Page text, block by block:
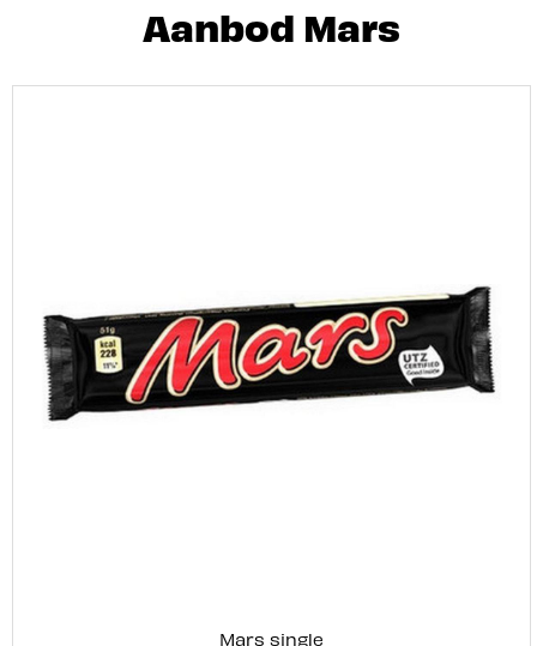
Aanbod Mars
Mars single